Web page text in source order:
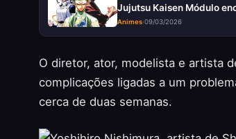
Jujutsu Kaisen Módulo
Animes·09/03/2026
O diretor, ator, modelista e artista
complicações ligadas a um
cerca de duas semanas.